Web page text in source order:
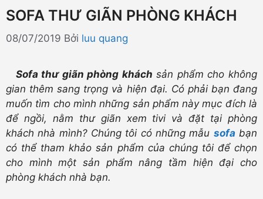
SOFA THƯ GIÃN PHÒNG KHÁCH
08/07/2019 Bởi luu quang
Sofa thư giãn phòng khách sản phẩm cho không
gian thêm sang trọng và hiện đại. Có phải bạn đang
muốn tìm cho mình những sản phẩm này mục đích là
để ngồi, nằm thư giãn xem tivi và đặt tại phòng
khách nhà mình? Chúng tôi có những mẫu sofabạn
có thể tham khảo sản phẩm của chúng tôi để chọn
cho mình một sản phẩm nâng tầm hiện đại cho
phòng khách nhà bạn.